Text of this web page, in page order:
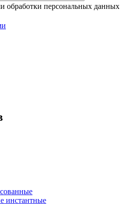
обработки персональных данных
инстантные